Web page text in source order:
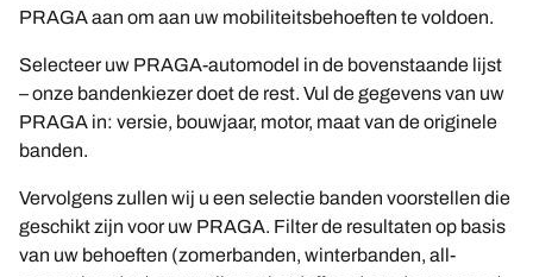
PRAGA aan om aan uw mobiliteitsbehoeften te voldoen.
Selecteer uw PRAGA-automodel in de bovenstaande lijst
– onze bandenkiezer doet de rest. Vul de gegevens van uw
PRAGA in: versie, bouwjaar, motor, maat van de originele
banden.
Vervolgens zullen wij u een selectie banden voorstellen die
geschikt zijn voor uw PRAGA. Filter de resultaten op basis
van uw behoeften (zomerbanden, winterbanden, all-